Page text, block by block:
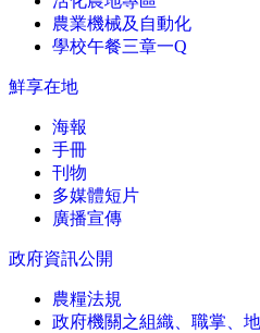
農業機械及自動化
學校午餐三章一Q
鮮享在地
海報
手冊
刊物
多媒體短片
廣播宣傳
政府資訊公開
農糧法規
政府機關之組織、職掌、